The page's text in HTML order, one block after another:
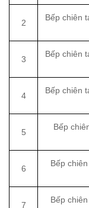
2
Bếp chiên
3
Bếp chiên
4
Bếp chiên
5
Bếp
6
Bếp
7
Bếp